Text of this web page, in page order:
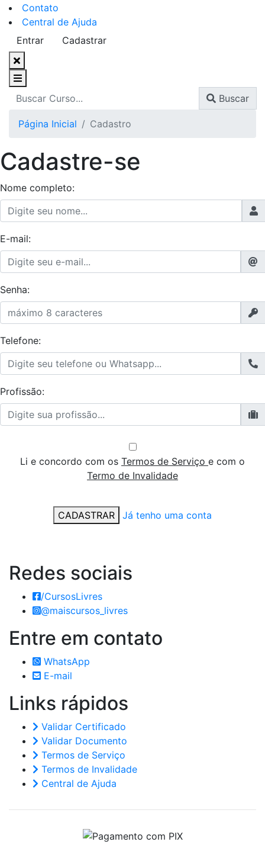
Contato
Central de Ajuda
Entrar
Cadastrar
Buscar
Página Inicial Cadastro
Cadastre-se
Nome completo:
E-mail:
Senha:
Telefone:
Profissão:
Li e concordo com os Termos de Serviço e com o
Termo de Invalidade
CADASTRAR Já tenho uma conta
Redes sociais
/CursosLivres
@maiscursos_livres
Entre em contato
WhatsApp
E-mail
Links rápidos
Validar Certificado
Validar Documento
Termos de Serviço
Termos de Invalidade
Central de Ajuda